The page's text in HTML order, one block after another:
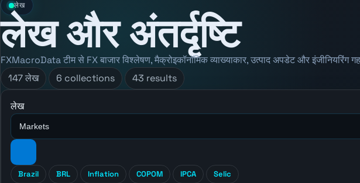
लेख
लेख और अंतर्दृष्टि
FXMacroData टीम से FX बाजार विश्लेषण, मैक्रोइकॉनॉमिक व्याख्याकार, उत्पाद अपडेट और इंजीनियरिंग
147 लेख
6 collections 43 results
लेख
Brazil BRL Inflation COPOM IPCA Selic